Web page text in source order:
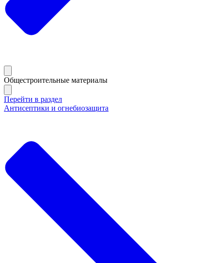
Общестроительные материалы
Перейти в раздел
Антисептики и огнебиозащита